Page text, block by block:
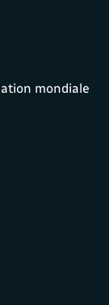
mondiale